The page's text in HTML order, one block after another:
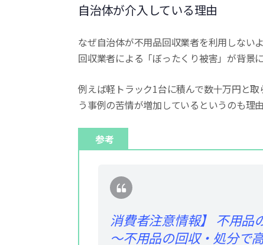
自治体が介入している理由
なぜ自治体が不用品回収業者を利用しない
回収業者による「ぼったくり被害」が背景
例えば軽トラック1台に積んで数十万円と
う事例の苦情が増加しているというのも理由
参考
消費者注意情報】 不用品
～不用品の回収・処分で